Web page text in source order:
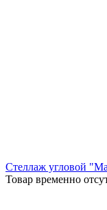
Стеллаж угловой
Товар временно